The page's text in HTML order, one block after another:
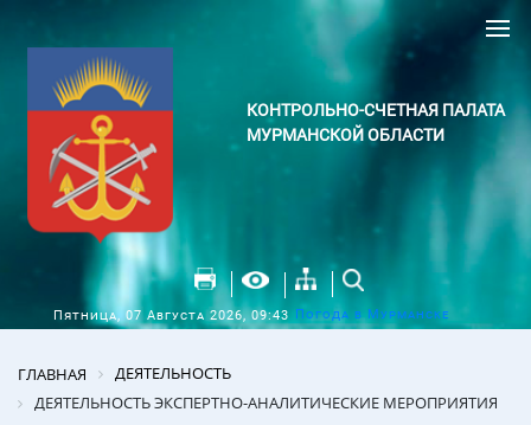
КОНТРОЛЬНО-СЧЕТНАЯ ПАЛАТА
МУРМАНСКОЙ ОБЛАСТИ
Пятница, 07 Августа 2026, 09:43 Погода в Мурманске
ГЛАВНАЯ
ДЕЯТЕЛЬНОСТЬ
ДЕЯТЕЛЬНОСТЬ ЭКСПЕРТНО-АНАЛИТИЧЕСКИЕ МЕРОПРИЯТИЯ